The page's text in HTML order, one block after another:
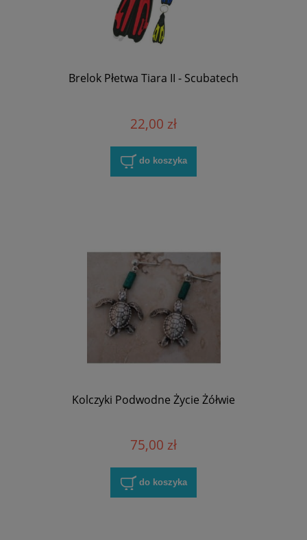
Brelok Płetwa Tiara II - Scubatech
22,00 zł
do koszyka
Kolczyki Podwodne Życie Żółwie
75,00 zł
do koszyka